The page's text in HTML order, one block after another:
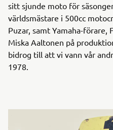
sitt sjunde moto för
världsmästare i 500cc
Puzar, samt Yamaha-förare,
Miska Aaltonen på
bidrog till att vi vann vår
1978.